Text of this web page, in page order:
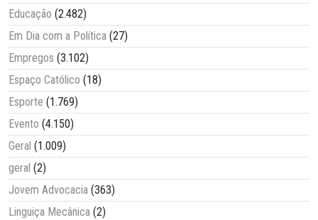
Educação (2.482)
Em Dia com a Política (27)
Empregos (3.102)
Espaço Católico (18)
Esporte (1.769)
Evento (4.150)
Geral (1.009)
geral (2)
Jovem Advocacia (363)
Linguiça Mecânica (2)